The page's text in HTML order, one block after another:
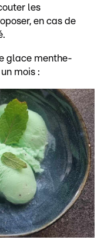
les
en cas de
glace menthe-
mois :